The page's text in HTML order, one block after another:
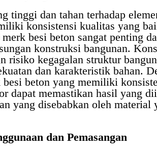
tinggi dan tahan terhadap
konsistensi kualitas yang
besi beton sangat penting
konstruksi bangunan.
risiko kegagalan struktur
dan karakteristik bahan.
besi beton yang memiliki
dapat memastikan hasil yang
yang disebabkan oleh material
dan Pemasangan